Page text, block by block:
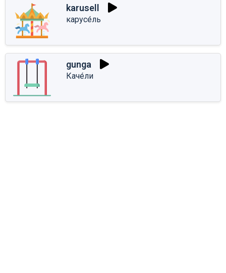
karusell
карусе́ль
gunga
Каче́ли